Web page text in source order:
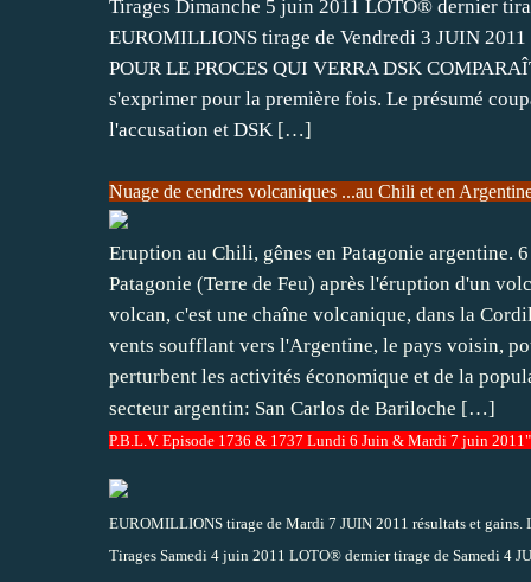
Tirages Dimanche 5 juin 2011 LOTO® dernier
EUROMILLIONS tirage de Vendredi 3 JUIN
POUR LE PROCES QUI VERRA DSK
s'exprimer pour la première fois. Le présumé
l'accusation et DSK […]
Nuage de cendres volcaniques ...au Chili et en
Eruption au Chili, gênes en Patagonie argentine.
Patagonie (Terre de Feu) après l'éruption d'un
volcan, c'est une chaîne volcanique, dans la
vents soufflant vers l'Argentine, le pays voisin,
perturbent les activités économique et de la
secteur argentin: San Carlos de Bariloche […]
P.B.L.V. Episode 1736 & 1737 Lundi 6 Juin & Mardi 7 juin
EUROMILLIONS tirage de Mardi 7 JUIN 2011 résultats et
Tirages Samedi 4 juin 2011 LOTO® dernier tirage de Samedi 4